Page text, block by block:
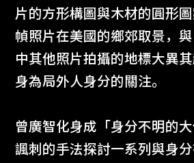
片的方形構圖與木材的圓形
幀照片在美國的鄉郊取景，
中其他照片拍攝的地標大異
身為局外人身分的關注。
曾廣智化身成「身分不明的
諷刺的手法探討一系列與身